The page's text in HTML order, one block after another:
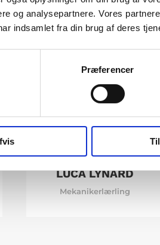
og analysepartnere. Vores
indsamlet fra din brug af deres
Præferencer
LUCA LYNARD
Mekanikerlærling